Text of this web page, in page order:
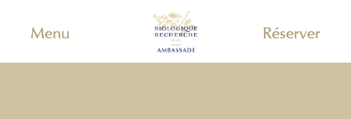
Menu Réserver